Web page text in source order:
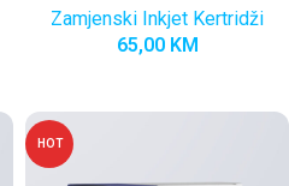
Zamjenski Inkjet Kertridži
65,00 KM
HOT